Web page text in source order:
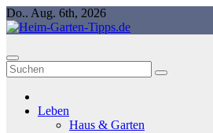
Springe
zum
Do.. Aug. 6th, 2026
Leben
Haus & Garten